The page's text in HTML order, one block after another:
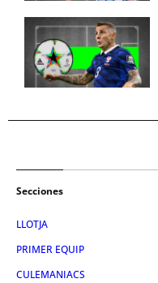
Secciones
LLOTJA
PRIMER EQUIP
CULEMANIACS